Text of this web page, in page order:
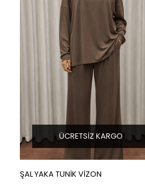
ŞAL YAKA TUNİK VİZON
ÜCRETSIZ KARGO